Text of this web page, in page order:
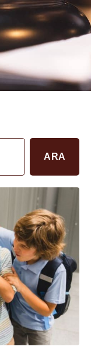
ARA